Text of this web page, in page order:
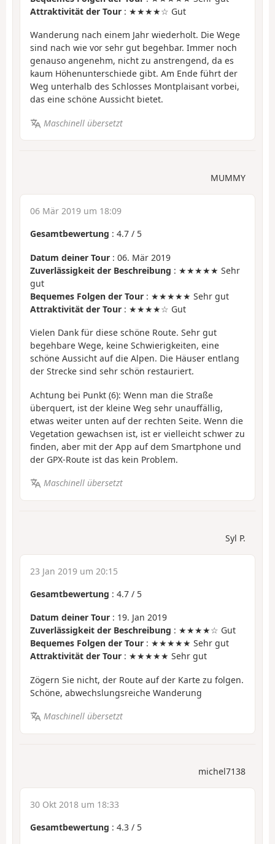
Attraktivität der Tour : ★★★★☆ Gut
Wanderung nach einem Jahr wiederholt. Die Wege
sind nach wie vor sehr gut begehbar. Immer noch
genauso angenehm, nicht zu anstrengend, da es
kaum Höhenunterschiede gibt. Am Ende führt der
Weg unterhalb des Schlosses Montplaisant vorbei,
das eine schöne Aussicht bietet.
Maschinell übersetzt
MUMMY
06 Mär 2019 um 18:09
Gesamtbewertung : 4.7 / 5
Datum deiner Tour : 06. Mär 2019
Zuverlässigkeit der Beschreibung : ★★★★★ Sehr
gut
Bequemes Folgen der Tour : ★★★★★ Sehr gut
Attraktivität der Tour : ★★★★☆ Gut
Vielen Dank für diese schöne Route. Sehr gut
begehbare Wege, keine Schwierigkeiten, eine
schöne Aussicht auf die Alpen. Die Häuser entlang
der Strecke sind sehr schön restauriert.
Achtung bei Punkt (6): Wenn man die Straße
überquert, ist der kleine Weg sehr unauffällig,
etwas weiter unten auf der rechten Seite. Wenn die
Vegetation gewachsen ist, ist er vielleicht schwer zu
finden, aber mit der App auf dem Smartphone und
der GPX-Route ist das kein Problem.
Maschinell übersetzt
Syl P.
23 Jan 2019 um 20:15
Gesamtbewertung : 4.7 / 5
Datum deiner Tour : 19. Jan 2019
Zuverlässigkeit der Beschreibung : ★★★★☆ Gut
Bequemes Folgen der Tour : ★★★★★ Sehr gut
Attraktivität der Tour : ★★★★★ Sehr gut
Zögern Sie nicht, der Route auf der Karte zu folgen.
Schöne, abwechslungsreiche Wanderung
Maschinell übersetzt
michel7138
30 Okt 2018 um 18:33
Gesamtbewertung : 4.3 / 5